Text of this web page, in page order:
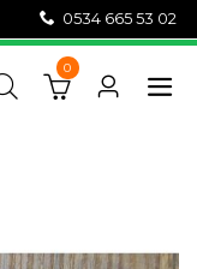
0534 665 53 02
0